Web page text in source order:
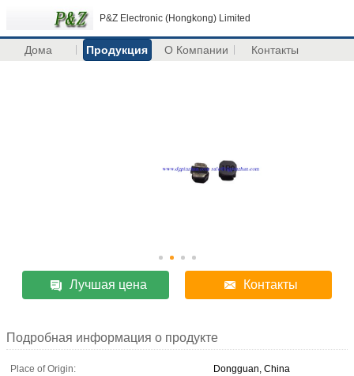
P&Z Electronic (Hongkong) Limited
Дома Продукция О Компании Контакты
Лучшая цена Контакты
Подробная информация о продукте
Place of Origin:
Dongguan, China